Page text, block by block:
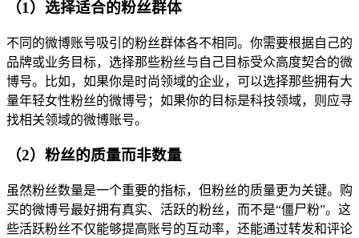
（1）选择适合的粉丝群体
不同的微博账号吸引的粉丝群体各不相同。你需要根据自己的
品牌或业务目标，选择那些粉丝与自己目标受众高度契合的微
博号。比如，如果你是时尚领域的企业，可以选择那些拥有大
量年轻女性粉丝的微博号；如果你的目标是科技领域，则应寻
找相关领域的微博账号。
（2）粉丝的质量而非数量
虽然粉丝数量是一个重要的指标，但粉丝的质量更为关键。购
买的微博号最好拥有真实、活跃的粉丝，而不是“僵尸粉”。这
些活跃粉丝不仅能够提高账号的互动率，还能通过转发和评论